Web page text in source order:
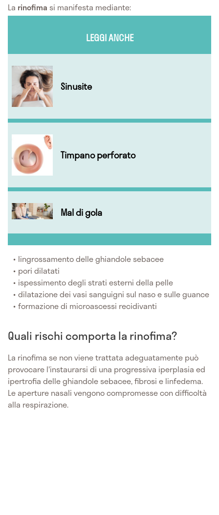
La rinofima si manifesta mediante:
LEGGI ANCHE
Sinusite
Timpano perforato
Mal di gola
Iingrossamento delle ghiandole sebacee
pori dilatati
ispessimento degli strati esterni della pelle
dilatazione dei vasi sanguigni sul naso e sulle guance
formazione di microascessi recidivanti
Quali rischi comporta la rinofima?
La rinofima se non viene trattata adeguatamente può
provocare l'instaurarsi di una progressiva iperplasia ed
ipertrofia delle ghiandole sebacee, fibrosi e linfedema.
Le aperture nasali vengono compromesse con difficoltà
alla respirazione.